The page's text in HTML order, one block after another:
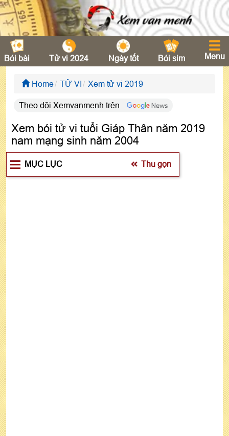
Bói bài Tử vi 2024 Ngày tốt Bói sim Menu
Home TỬ VI Xem tử vi 2019
Theo dõi Xemvanmenh trên
Xem bói tử vi tuổi Giáp Thân năm 2019
nam mạng sinh năm 2004
MỤC LỤC Thu gọn